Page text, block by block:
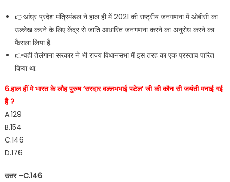
👉आंध्र प्रदेश मंत्रिमंडल ने हाल ही में 2021 की राष्ट्रीय जनगणना में ओबीसी का
उल्लेख करने के लिए केंद्र से जाति आधारित जनगणना करने का अनुरोध करने का
फैसला लिया है.
👉वही तेलंगाना सरकार ने भी राज्य विधानसभा में इस तरह का एक प्रस्ताव पारित
किया था.
6.हाल हीं मे भारत के लौह पुरुष ‘सरदार वल्लभभाई पटेल’ जी की कौन सी जयंती मनाई गई
है ?
A.129
B.154
C.146
D.176
उत्तर –C.146